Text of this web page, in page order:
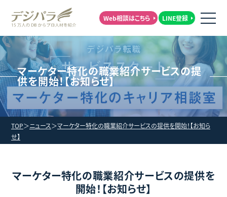
Web相談はこちら LINE登録
マーケター特化の職業紹介サービスの提
供を開始！【お知らせ】
TOP ニュース
マーケター特化の職業紹介サービスの提供を開始！【お知ら
せ】
マーケター特化の職業紹介サービスの提供を
開始！【お知らせ】